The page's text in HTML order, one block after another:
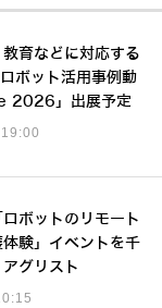
育などに対応する
ボット活用事例動
2026」出展予定
ボットのリモート
験」イベントを千
グリスト